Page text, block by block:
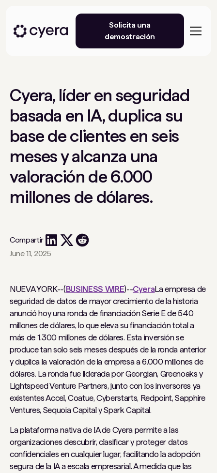
Solicita una
demostración
Cyera, líder en seguridad
basada en IA, duplica su
base de clientes en seis
meses y alcanza una
valoración de 6.000
millones de dólares.
June 11, 2025
Compartir
NUEVA YORK--(BUSINESS WIRE)--CyeraLa empresa de
seguridad de datos de mayor crecimiento de la historia
anunció hoy una ronda de financiación Serie E de 540
millones de dólares, lo que eleva su financiación total a
más de 1.300 millones de dólares. Esta inversión se
produce tan solo seis meses después de la ronda anterior
y duplica la valoración de la empresa a 6.000 millones de
dólares. La ronda fue liderada por Georgian, Greenoaks y
Lightspeed Venture Partners, junto con los inversores ya
existentes Accel, Coatue, Cyberstarts, Redpoint, Sapphire
Ventures, Sequoia Capital y Spark Capital.
La plataforma nativa de IA de Cyera permite a las
organizaciones descubrir, clasificar y proteger datos
confidenciales en cualquier lugar, facilitando la adopción
segura de la IA a escala empresarial. A medida que las